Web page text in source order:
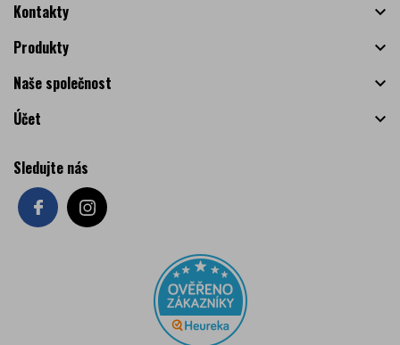
Kontakty

Produkty

Naše společnost

Účet

Sledujte nás